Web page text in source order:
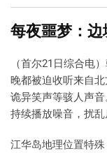
每夜噩梦：边
（首尔21日综合电
晚都被迫收听来自北
诡异笑声等骇人声
持续播放噪音，扰乱
江华岛地理位置特